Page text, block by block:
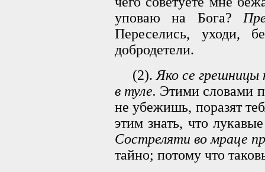
уповаю на Бога?
Переселись, уходи,
добродетели.
(2). Яко се грешницы
в туле. Этими словами
не убежишь, поразят
этим знать, что
Состреляти во мраце
тайно; потому что